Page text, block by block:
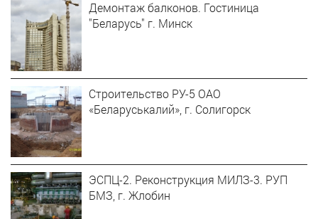
Демонтаж балконов. Гостиница
"Беларусь" г. Минск
Строительство РУ-5 ОАО
«Беларуськалий», г. Солигорск
ЭСПЦ-2. Реконструкция МИЛЗ-3. РУП
БМЗ, г. Жлобин